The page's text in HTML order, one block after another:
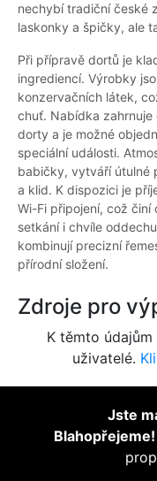
nechybí tradiční české
laskonky a špičky, ale
Při přípravě dortů je
ingrediencí. Výrobky
konzervačních látek,
chuť. Nabídka
dorty a je možné
speciální události.
babičky, vytváří útulné
a klid. K dispozici je
Wi-Fi připojení, což činí
setkání i chvíle
kombinují precizní
přírodní složení.
Zdroje pro
K těmto
uživatelé.
Jste
Blahopřejeme!